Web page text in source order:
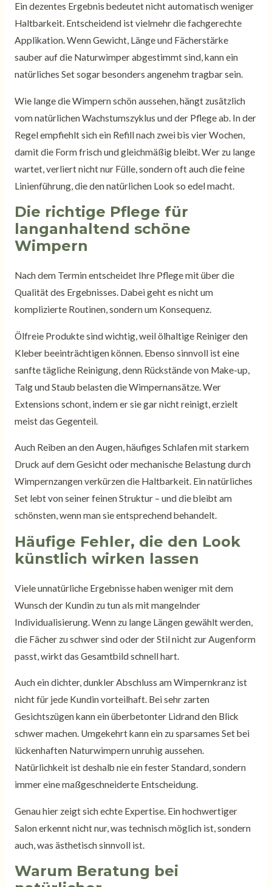
Ein dezentes Ergebnis bedeutet nicht automatisch weniger
Haltbarkeit. Entscheidend ist vielmehr die fachgerechte
Applikation. Wenn Gewicht, Länge und Fächerstärke
sauber auf die Naturwimper abgestimmt sind, kann ein
natürliches Set sogar besonders angenehm tragbar sein.
Wie lange die Wimpern schön aussehen, hängt zusätzlich
vom natürlichen Wachstumszyklus und der Pflege ab. In der
Regel empfiehlt sich ein Refill nach zwei bis vier Wochen,
damit die Form frisch und gleichmäßig bleibt. Wer zu lange
wartet, verliert nicht nur Fülle, sondern oft auch die feine
Linienführung, die den natürlichen Look so edel macht.
Die richtige Pflege für
langanhaltend schöne
Wimpern
Nach dem Termin entscheidet Ihre Pflege mit über die
Qualität des Ergebnisses. Dabei geht es nicht um
komplizierte Routinen, sondern um Konsequenz.
Ölfreie Produkte sind wichtig, weil ölhaltige Reiniger den
Kleber beeinträchtigen können. Ebenso sinnvoll ist eine
sanfte tägliche Reinigung, denn Rückstände von Make-up,
Talg und Staub belasten die Wimpernansätze. Wer
Extensions schont, indem er sie gar nicht reinigt, erzielt
meist das Gegenteil.
Auch Reiben an den Augen, häufiges Schlafen mit starkem
Druck auf dem Gesicht oder mechanische Belastung durch
Wimpernzangen verkürzen die Haltbarkeit. Ein natürliches
Set lebt von seiner feinen Struktur – und die bleibt am
schönsten, wenn man sie entsprechend behandelt.
Häufige Fehler, die den Look
künstlich wirken lassen
Viele unnatürliche Ergebnisse haben weniger mit dem
Wunsch der Kundin zu tun als mit mangelnder
Individualisierung. Wenn zu lange Längen gewählt werden,
die Fächer zu schwer sind oder der Stil nicht zur Augenform
passt, wirkt das Gesamtbild schnell hart.
Auch ein dichter, dunkler Abschluss am Wimpernkranz ist
nicht für jede Kundin vorteilhaft. Bei sehr zarten
Gesichtszügen kann ein überbetonter Lidrand den Blick
schwer machen. Umgekehrt kann ein zu sparsames Set bei
lückenhaften Naturwimpern unruhig aussehen.
Natürlichkeit ist deshalb nie ein fester Standard, sondern
immer eine maßgeschneiderte Entscheidung.
Genau hier zeigt sich echte Expertise. Ein hochwertiger
Salon erkennt nicht nur, was technisch möglich ist, sondern
auch, was ästhetisch sinnvoll ist.
Warum Beratung bei